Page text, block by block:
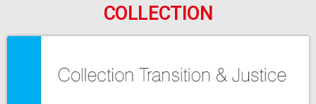
COLLECTION